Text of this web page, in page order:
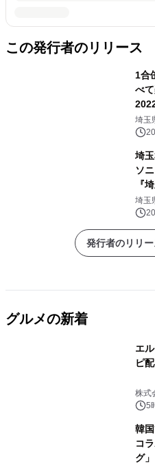
この発行者のリリース
1合
べ
露
埼玉
埼
ソ
『
埼玉
発行者のリリ
グルメの新着
エ
ピ
株式
5
韓
コ
グ